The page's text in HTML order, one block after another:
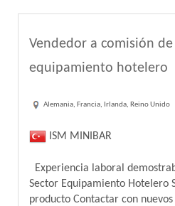
Vendedor a comisión de
equipamiento hotelero
Alemania, Francia, Irlanda, Reino Unido
ISM MINIBAR
Experiencia laboral
Sector Equipamiento Hotelero
producto Contactar con